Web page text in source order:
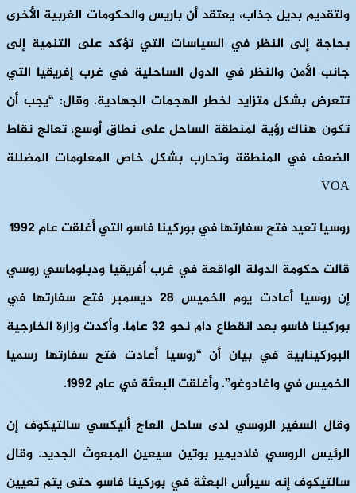
ولتقديم بديل جذاب، يعتقد أن باريس والحكومات الغربية الأخرى
بحاجة إلى النظر في السياسات التي تؤكد على التنمية إلى
جانب الأمن والنظر في الدول الساحلية في غرب إفريقيا التي
تتعرض بشكل متزايد لخطر الهجمات الجهادية. وقال: “يجب أن
تكون هناك رؤية لمنطقة الساحل على نطاق أوسع، تعالج نقاط
الضعف في المنطقة وتحارب بشكل خاص المعلومات المضللة
VOA
روسيا تعيد فتح سفارتها في بوركينا فاسو التي أغلقت عام 1992
قالت حكومة الدولة الواقعة في غرب أفريقيا ودبلوماسي روسي
إن روسيا أعادت يوم الخميس 28 ديسمبر فتح سفارتها في
بوركينا فاسو بعد انقطاع دام نحو 32 عاما. وأكدت وزارة الخارجية
البوركينابية في بيان أن “روسيا أعادت فتح سفارتها رسميا
الخميس في واغادوغو”. وأغلقت البعثة في عام 1992.
وقال السفير الروسي لدى ساحل العاج أليكسي سالتيكوف إن
الرئيس الروسي فلاديمير بوتين سيعين المبعوث الجديد. وقال
سالتيكوف إنه سيرأس البعثة في بوركينا فاسو حتى يتم تعيين